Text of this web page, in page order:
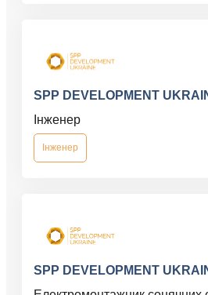
SPP DEVELOPMENT
Інженер
Інженер
SPP DEVELOPMENT